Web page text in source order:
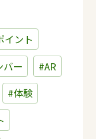
イント
バー
#AR
#体験